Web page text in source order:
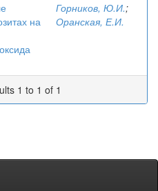
на
Горников, Ю.И.;
Оранская, Е.И.
1 to 1 of 1